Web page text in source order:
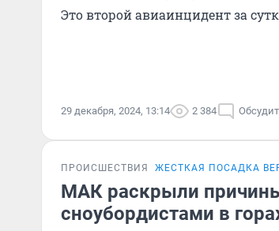
Это второй авиаинцидент за
29 декабря, 2024, 13:14 2 384
ПРОИСШЕСТВИЯ ЖЕСТКАЯ ПОСАДКА
МАК раскрыли
сноубордистами в